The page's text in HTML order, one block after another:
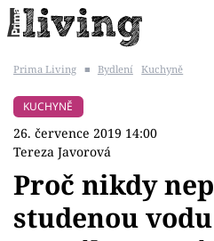
BYDLENÍ SLAVNÝCH
Témata
Prima Living ■ Bydlení Kuchyně
KUCHYNĚ
26. července 2019 14:00
Tereza Javorová
Proč nikdy
studenou